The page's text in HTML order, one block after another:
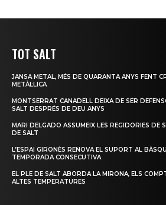
TOT SALT
JANSA METAL, MÉS DE QUARANTA ANYS FENT
METÀL·LICA
MONTSERRAT CANADELL DEIXA DE SER
SALT DESPRÉS DE DEU ANYS
MARI DELGADO ASSUMEIX LES REGIDORIES DE
DE SALT
L’ESPAI GIRONÈS RENOVA EL SUPORT AL
TEMPORADA CONSECUTIVA
EL PLE DE SALT ABORDA LA MIRONA, ELS
ALTES TEMPERATURES